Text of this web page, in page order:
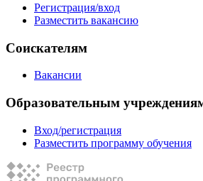
Регистрация/вход
Разместить вакансию
Соискателям
Вакансии
Образовательным
Вход/регистрация
Разместить программу обучения